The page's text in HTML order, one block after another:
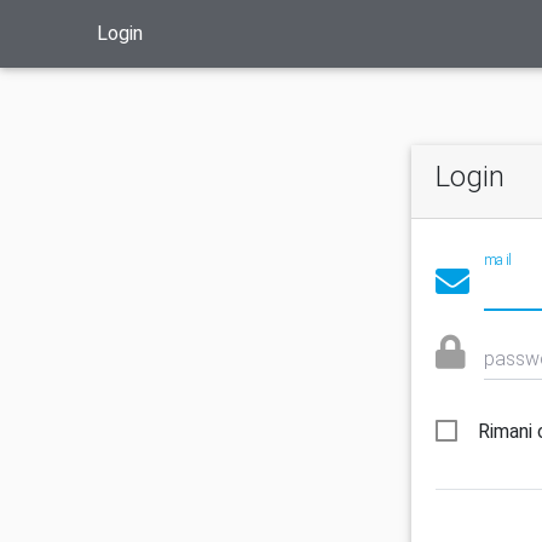
Login
Login
mail
Rimani